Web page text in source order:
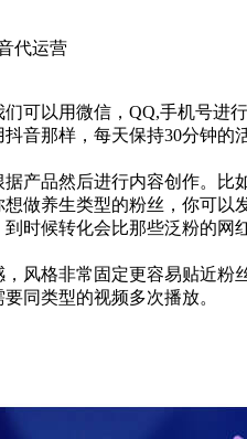
代运营
可以用微信，QQ,手机号
音那样，每天保持30分钟的
产品然后进行内容创作。
做养生类型的粉丝，你可
时候转化会比那些泛粉的网
风格非常固定更容易贴近
同类型的视频多次播放。